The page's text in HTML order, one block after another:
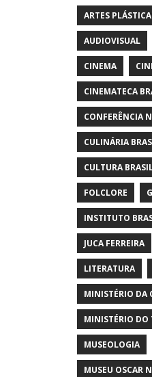
ARTES
AUDIOVISUAL
CINEMA
CINEMATECA
CONFERÊNCIA
CULINÁRIA
CULTURA
FOLCLORE
INSTITUTO
JUCA FERREIRA
LITERATURA
MINISTÉRIO DA
MINISTÉRIO DO
MUSEOLOGIA
MUSEU OSCAR